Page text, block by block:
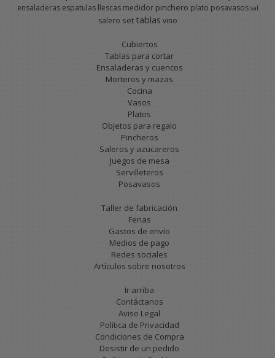
ensaladeras espatulas llescas medidor pinchero plato posavasos sal
salero set tablas vino
Cubiertos
Tablas para cortar
Ensaladeras y cuencos
Morteros y mazas
Cocina
Vasos
Platos
Objetos para regalo
Pincheros
Saleros y azucareros
Juegos de mesa
Servilleteros
Posavasos
Taller de fabricación
Ferias
Gastos de envío
Medios de pago
Redes sociales
Artículos sobre nosotros
Ir arriba
Contáctanos
Aviso Legal
Política de Privacidad
Condiciones de Compra
Desistir de un pedido